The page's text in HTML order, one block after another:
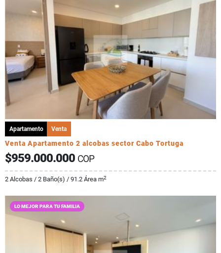
Apartamento Venta
Venta Apartamento 2 alcobas sector Cabo Tortuga
$959.000.000 COP
2 Alcobas / 2 Baño(s) / 91.2 Área m2
LO MEJOR PARA TU FAMILIA